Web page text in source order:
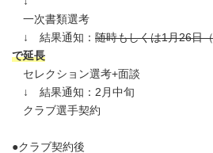
一次書類選考
↓ 結果通知： 随時もしくは1月26日
で延長
セレクション選考+面談
↓ 結果通知：2月中旬
クラブ選手契約
●クラブ契約後